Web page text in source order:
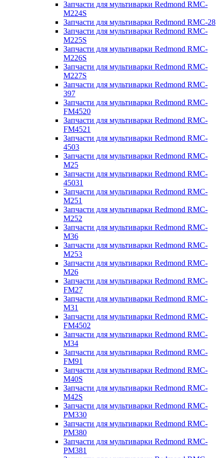
Запчасти для мультиварки Redmond RMC-
M224S
Запчасти для мультиварки Redmond RMC-28
Запчасти для мультиварки Redmond RMC-
M225S
Запчасти для мультиварки Redmond RMC-
M226S
Запчасти для мультиварки Redmond RMC-
M227S
Запчасти для мультиварки Redmond RMC-
397
Запчасти для мультиварки Redmond RMC-
FM4520
Запчасти для мультиварки Redmond RMC-
FM4521
Запчасти для мультиварки Redmond RMC-
4503
Запчасти для мультиварки Redmond RMC-
M25
Запчасти для мультиварки Redmond RMC-
45031
Запчасти для мультиварки Redmond RMC-
M251
Запчасти для мультиварки Redmond RMC-
M252
Запчасти для мультиварки Redmond RMC-
M36
Запчасти для мультиварки Redmond RMC-
M253
Запчасти для мультиварки Redmond RMC-
M26
Запчасти для мультиварки Redmond RMC-
FM27
Запчасти для мультиварки Redmond RMC-
M31
Запчасти для мультиварки Redmond RMC-
FM4502
Запчасти для мультиварки Redmond RMC-
M34
Запчасти для мультиварки Redmond RMC-
FM91
Запчасти для мультиварки Redmond RMC-
M40S
Запчасти для мультиварки Redmond RMC-
M42S
Запчасти для мультиварки Redmond RMC-
PM330
Запчасти для мультиварки Redmond RMC-
PM380
Запчасти для мультиварки Redmond RMC-
PM381